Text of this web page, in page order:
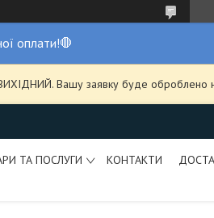
оплати!🛑
ВИХІДНИЙ. Вашу заявку буде
ТА ПОСЛУГИ КОНТАКТИ